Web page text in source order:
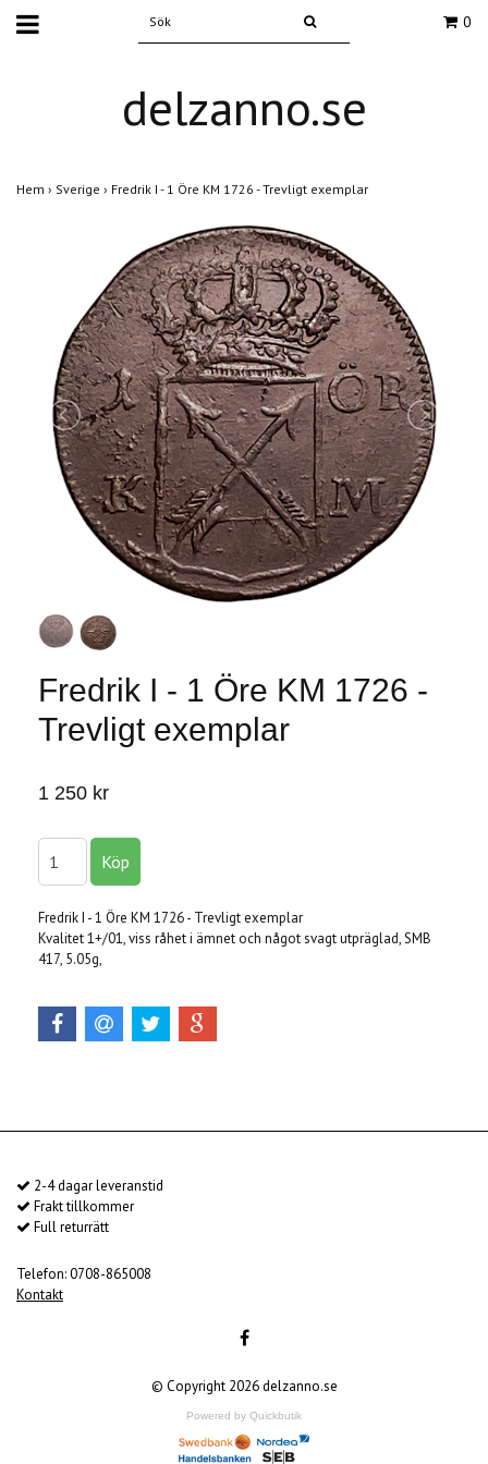
0
delzanno.se
Hem › Sverige › Fredrik I - 1 Öre KM 1726 - Trevligt exemplar
Fredrik I - 1 Öre KM 1726 -
Trevligt exemplar
1 250 kr
Fredrik I - 1 Öre KM 1726 - Trevligt exemplar
Kvalitet 1+/01, viss råhet i ämnet och något svagt utpräglad, SMB
417, 5.05g,
2-4 dagar leveranstid
Frakt tillkommer
Full returrätt
Telefon: 0708-865008
Kontakt
© Copyright 2026 delzanno.se
Powered by Quickbutik